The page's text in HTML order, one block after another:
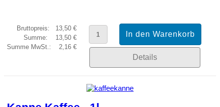
Bruttopreis:
13,50 €
Summe:
13,50 €
Summe MwSt.:
2,16 €
Details